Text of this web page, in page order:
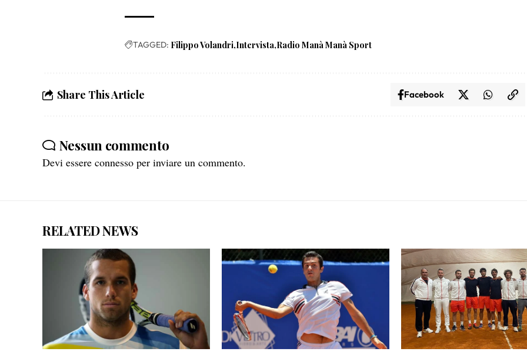
TAGGED: Filippo Volandri Intervista Radio Manà Manà Sport
Share This Article Facebook
Nessun commento
Devi essere connesso per inviare un commento.
RELATED NEWS